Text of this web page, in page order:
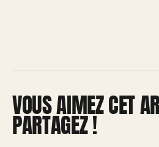
VOUS AIMEZ CET
PARTAGEZ !